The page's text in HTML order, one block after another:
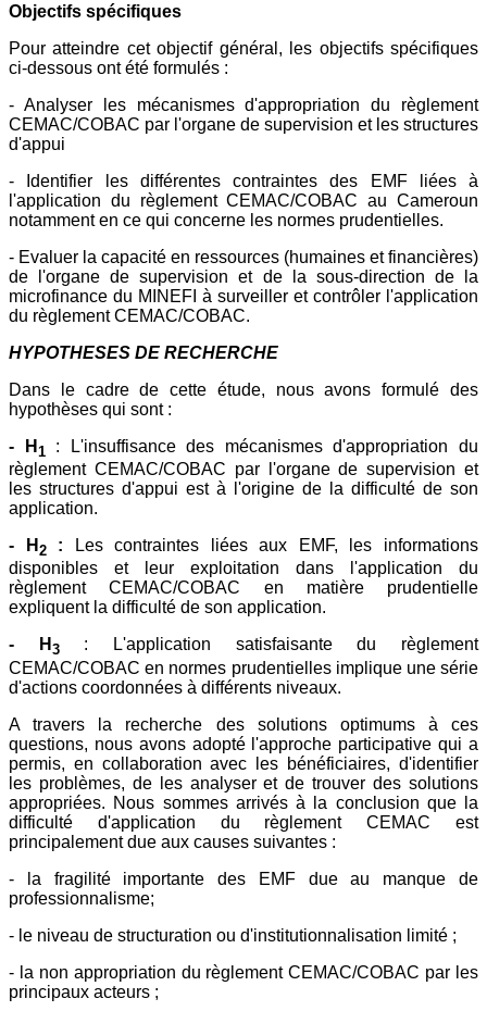
Objectifs spécifiques
Pour atteindre cet objectif général, les objectifs spécifiques
ci-dessous ont été formulés :
- Analyser les mécanismes d'appropriation du règlement
CEMAC/COBAC par l'organe de supervision et les structures
d'appui
- Identifier les différentes contraintes des EMF liées à
l'application du règlement CEMAC/COBAC au Cameroun
notamment en ce qui concerne les normes prudentielles.
- Evaluer la capacité en ressources (humaines et financières)
de l'organe de supervision et de la sous-direction de la
microfinance du MINEFI à surveiller et contrôler l'application
du règlement CEMAC/COBAC.
HYPOTHESES DE RECHERCHE
Dans le cadre de cette étude, nous avons formulé des
hypothèses qui sont :
- H 1
: L'insuffisance des mécanismes d'appropriation du
règlement CEMAC/COBAC par l'organe de supervision et
les structures d'appui est à l'origine de la difficulté de son
application.
- H 2 : Les contraintes liées aux EMF, les informations
disponibles et leur exploitation dans l'application du
règlement CEMAC/COBAC en matière prudentielle
expliquent la difficulté de son application.
- H 3
: L'application satisfaisante du règlement
CEMAC/COBAC en normes prudentielles implique une série
d'actions coordonnées à différents niveaux.
A travers la recherche des solutions optimums à ces
questions, nous avons adopté l'approche participative qui a
permis, en collaboration avec les bénéficiaires, d'identifier
les problèmes, de les analyser et de trouver des solutions
appropriées. Nous sommes arrivés à la conclusion que la
difficulté d'application du règlement CEMAC est
principalement due aux causes suivantes :
- la fragilité importante des EMF due au manque de
professionnalisme;
- le niveau de structuration ou d'institutionnalisation limité ;
- la non appropriation du règlement CEMAC/COBAC par les
principaux acteurs ;